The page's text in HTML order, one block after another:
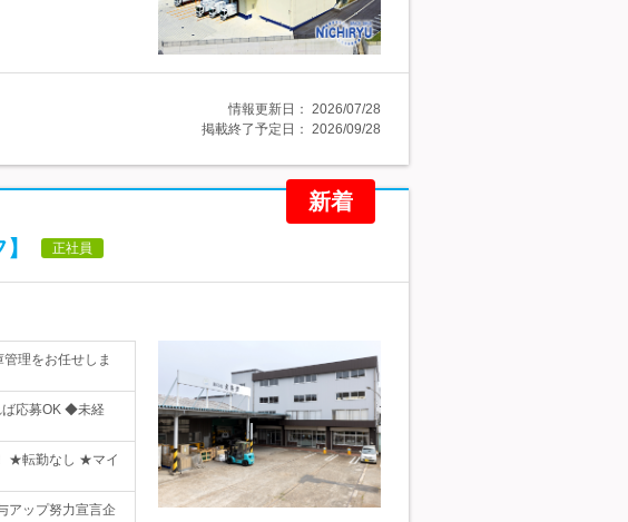
情報更新日： 2026/07/28
掲載終了予定日： 2026/09/28
新着
正社員
理をお任せしま
ば応募OK ◆未経
★転勤なし ★マイ
アップ努力宣言企